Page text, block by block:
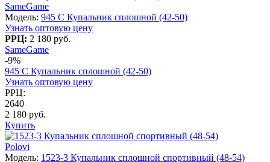
SameGame
Модель: 945 C Купальник сплошной (42-50)
Узнать оптовую цену
РРЦ: 2 180 руб.
SameGame
-9%
945 C Купальник сплошной (42-50)
Узнать оптовую цену
РРЦ:
2640
2 180 руб.
Купить
Polovi
Модель: 1523-3 Купальник сплошной спортивный (48-54)